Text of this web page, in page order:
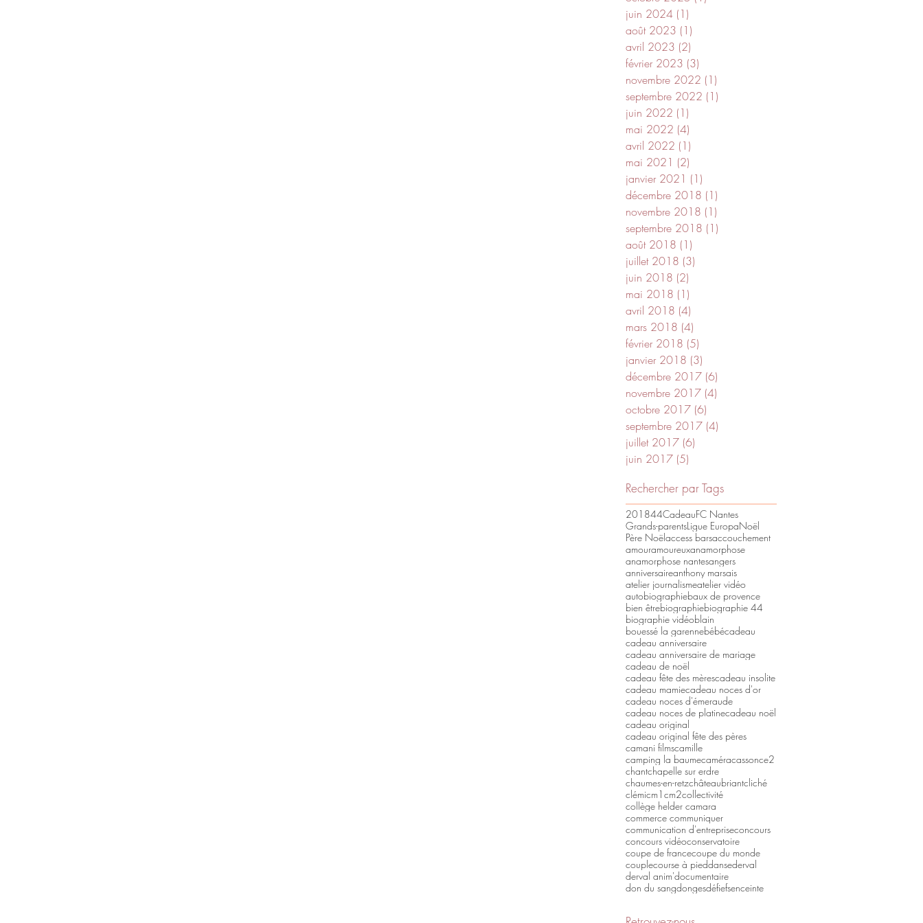
juin 2024 (1)
août 2023 (1)
avril 2023 (2)
février 2023 (3)
novembre 2022 (1)
septembre 2022 (1)
juin 2022 (1)
mai 2022 (4)
avril 2022 (1)
mai 2021 (2)
janvier 2021 (1)
décembre 2018 (1)
novembre 2018 (1)
septembre 2018 (1)
août 2018 (1)
juillet 2018 (3)
juin 2018 (2)
mai 2018 (1)
avril 2018 (4)
mars 2018 (4)
février 2018 (5)
janvier 2018 (3)
décembre 2017 (6)
novembre 2017 (4)
octobre 2017 (6)
septembre 2017 (4)
juillet 2017 (6)
juin 2017 (5)
Rechercher par Tags
201844CadeauFC Nantes
Grands-parentsLigue EuropaNoël
Père Noëlaccess barsaccouchement
amouramoureuxanamorphose
anamorphose nantesangers
anniversaireanthony marsais
atelier journalismeatelier vidéo
autobiographiebaux de provence
bien êtrebiographiebiographie 44
biographie vidéoblain
bouessé la garennebébécadeau
cadeau anniversaire
cadeau anniversaire de mariage
cadeau de noël
cadeau fête des mèrescadeau insolite
cadeau mamiecadeau noces d'or
cadeau noces d'émeraude
cadeau noces de platinecadeau noël
cadeau original
cadeau original fête des pères
camani filmscamille
camping la baumecaméracassonce2
chantchapelle sur erdre
chaumes-en-retzchâteaubriantcliché
clémicm1 cm2collectivité
collège helder camara
commerce communiquer
communication d'entrepriseconcours
concours vidéoconservatoire
coupe de francecoupe du monde
couplecourse à pieddansederval
derval anim'documentaire
don du sangdongesdéfiefsenceinte